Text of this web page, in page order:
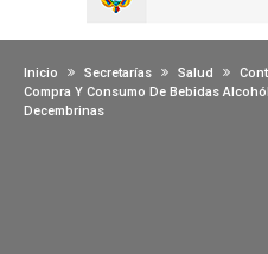
Inicio Secretarías Salud
Compra Y Consumo De Bebidas
Decembrinas